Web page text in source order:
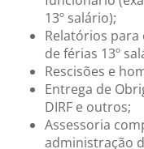
13º salário);
Relatórios
de férias 13º
Rescisões e
Entrega de
DIRF e outros;
Assessoria
administração